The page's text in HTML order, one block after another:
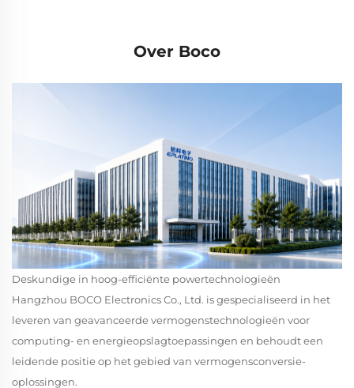
Over Boco
Deskundige in hoog-efficiënte powertechnologieën
Hangzhou BOCO Electronics Co., Ltd. is gespecialiseerd in het
leveren van geavanceerde vermogenstechnologieën voor
computing- en energieopslagtoepassingen en behoudt een
leidende positie op het gebied van vermogensconversie-
oplossingen.